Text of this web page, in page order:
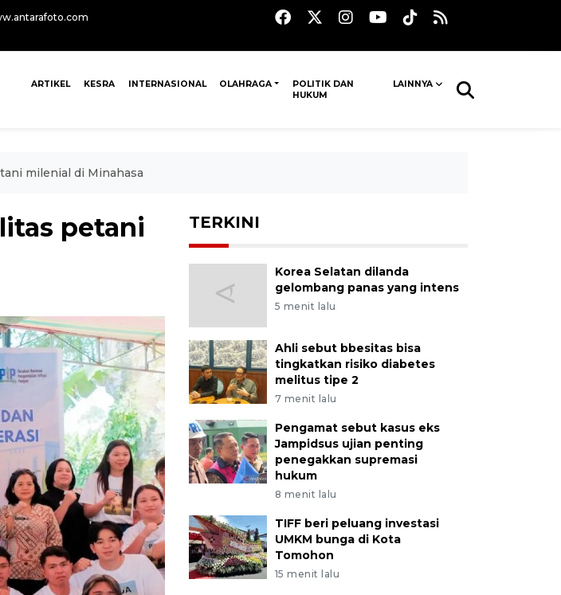
ARTIKEL KESRA INTERNASIONAL OLAHRAGA
POLITIK DAN
HUKUM
LAINNYA
milenial di Minahasa
petani
TERKINI
Korea Selatan dilanda
gelombang panas yang intens
5 menit lalu
Ahli sebut bbesitas bisa
tingkatkan risiko diabetes
melitus tipe 2
7 menit lalu
Pengamat sebut kasus eks
Jampidsus ujian penting
penegakkan supremasi
hukum
8 menit lalu
TIFF beri peluang investasi
UMKM bunga di Kota
Tomohon
15 menit lalu